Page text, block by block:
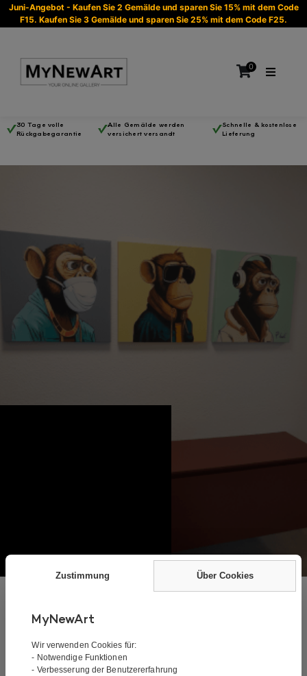
Juni-Angebot - Kaufen Sie 2 Gemälde und sparen Sie 15% mit dem Code
F15. Kaufen Sie 3 Gemälde und sparen Sie 25% mit dem Code F25.
0
30 Tage volle
Rückgabegarantie
Alle Gemälde werden
versichert versandt
Schnelle & kostenlose
Lieferung
Zustimmung Über Cookies
MyNewArt
Wir verwenden Cookies für:
- Notwendige Funktionen
- Verbesserung der Benutzererfahrung